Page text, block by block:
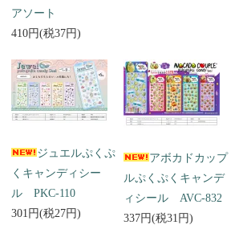
アソート
410円(税37円)
ジュエルぷくぷ
くキャンディシー
ル PKC-110
301円(税27円)
アボカドカップ
ルぷくぷくキャンデ
ィシール AVC-832
337円(税31円)